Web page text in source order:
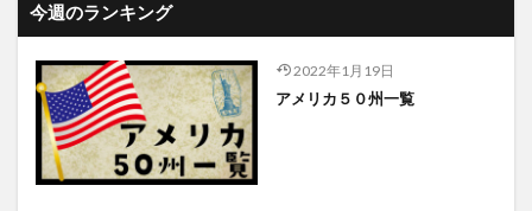
今週のランキング
2022年1月19日
アメリカ５０州一覧